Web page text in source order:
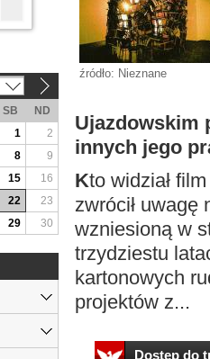
źródło: Nieznane
Ujazdowskim
innych jego
Kto widział
zwrócił uwagę
wzniesioną w
trzydziestu
kartonowych
projektów z...
Dostęp do
SB
ND
1
2
8
9
15
16
22
23
29 30